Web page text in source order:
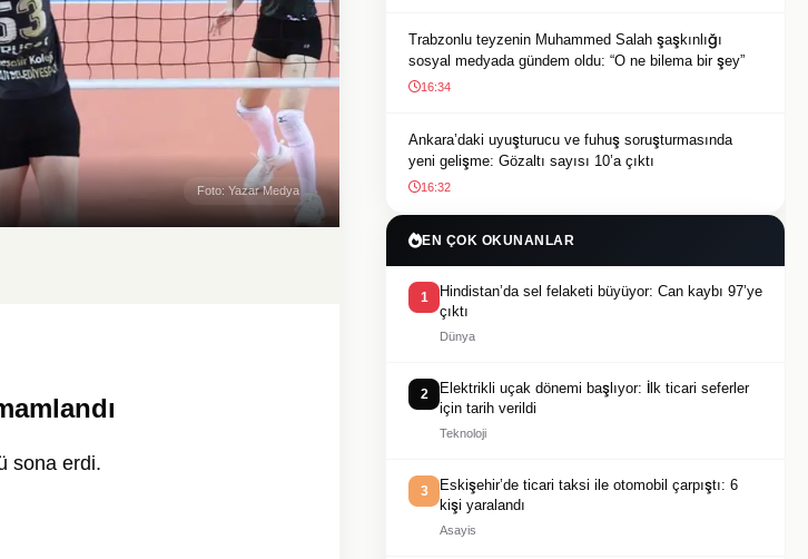
Foto: Yazar Medya
sona erdi.
Trabzonlu teyzenin Muhammed Salah şaşkınlığı
sosyal medyada gündem oldu: “O ne bilema bir şey”
16:34
Ankara’daki uyuşturucu ve fuhuş soruşturmasında
yeni gelişme: Gözaltı sayısı 10’a çıktı
16:32
EN ÇOK OKUNANLAR
1
Hindistan’da sel felaketi büyüyor: Can kaybı 97’ye
çıktı
Dünya
2
Elektrikli uçak dönemi başlıyor: İlk ticari seferler
için tarih verildi
Teknoloji
3
Eskişehir’de ticari taksi ile otomobil çarpıştı: 6
kişi yaralandı
Asayis